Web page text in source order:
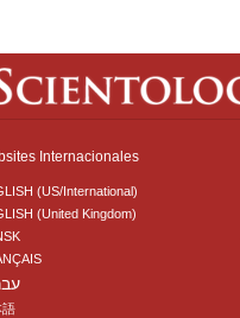
Internacionales
(US/International)
(United Kingdom)
語